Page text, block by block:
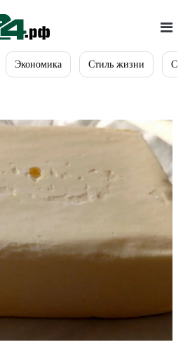
Экономика Стиль жизни